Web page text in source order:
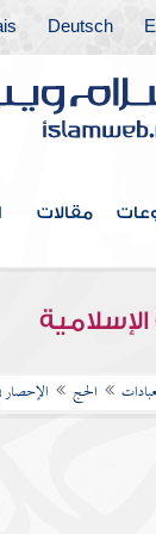
Deutsch
مقالات
الحج